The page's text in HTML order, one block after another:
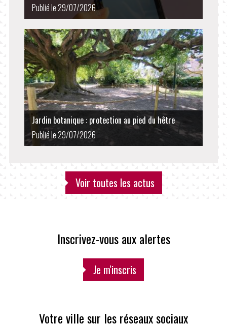
Publié le 29/07/2026
Jardin botanique : protection au pied du hêtre
Publié le 29/07/2026
Voir toutes les actus
Inscrivez-vous aux alertes
Je m'inscris
Votre ville sur les réseaux sociaux